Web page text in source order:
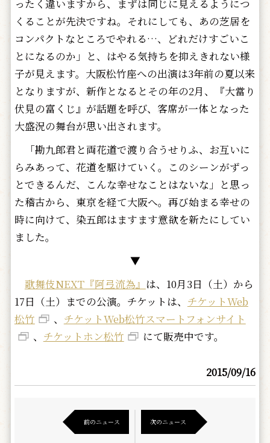
ったく違いますから、まずは同じに見えるようにつ
くることが先決ですね。それにしても、あの芝居を
コンパクトなところでやれる…、どれだけすごいこ
とになるのか」と、はやる気持ちを抑えきれない様
子が見えます。大阪松竹座への出演は3年前の夏以来
となりますが、新作となるとその年の2月、『大當り
伏見の富くじ』が話題を呼び、客席が一体となった
大盛況の舞台が思い出されます。
「勘九郎君と両花道で渡り合うせりふ、お互いに
らみあって、花道を駆けていく。このシーンがずっ
とできるんだ、こんな幸せなことはないな」と思っ
た稽古から、東京を経て大阪へ。再び始まる幸せの
時に向けて、染五郎はますます意欲を新たにしてい
ました。
▼
歌舞伎NEXT『阿弖流為』 は、10月3日（土）から
17日（土）までの公演。チケットは、 チケットWeb
松竹
、 チケットWeb松竹スマートフォンサイト
、 チケットホン松竹 にて販売中です。
2015/09/16
前のニュース 次のニュース